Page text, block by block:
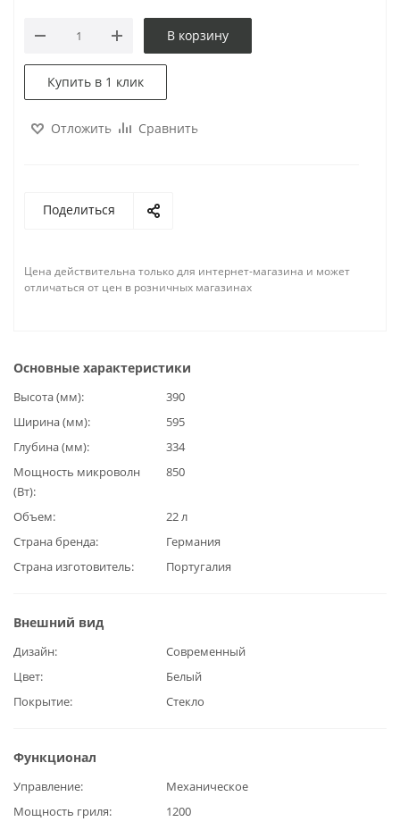
В корзину
Купить в 1 клик
Отложить Сравнить
Поделиться
Цена действительна только для интернет-магазина и может
отличаться от цен в розничных магазинах
Основные характеристики
Высота (мм)
390
Ширина (мм)
595
Глубина (мм)
334
Мощность микроволн
(Вт)
850
Объем
22 л
Страна бренда
Германия
Страна изготовитель
Португалия
Внешний вид
Дизайн
Современный
Цвет
Белый
Покрытие
Стекло
Функционал
Управление
Механическое
Мощность гриля
1200